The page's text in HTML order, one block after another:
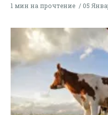
1 мин на прочтение 05